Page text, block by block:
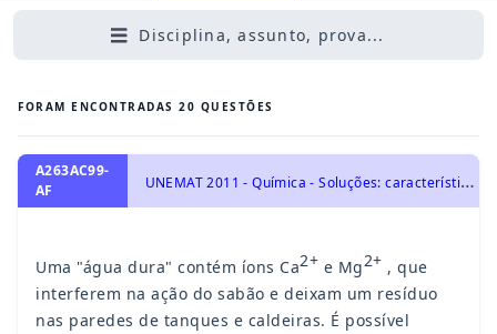
Disciplina, assunto, prova...
FORAM ENCONTRADAS 20 QUESTÕES
A263AC99-
AF
U
NEMAT 2011 - Química - Soluções: características, tipos de concentração, diluição, mistura, titulação e soluções coloidais., Soluções e Substâncias Inorgânicas
Uma "água dura" contém íons Ca2+ e Mg2+ , que
interferem na ação do sabão e deixam um resíduo
nas paredes de tanques e caldeiras. É possível